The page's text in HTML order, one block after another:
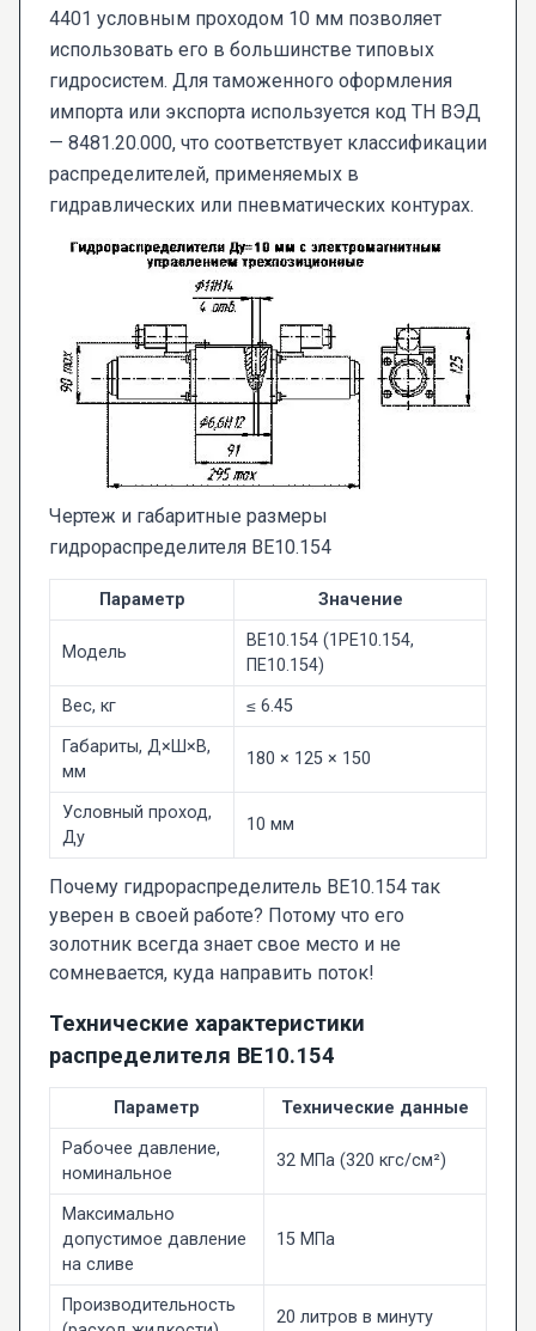
4401 условным проходом 10 мм позволяет
использовать его в большинстве типовых
гидросистем. Для таможенного оформления
импорта или экспорта используется код ТН ВЭД
— 8481.20.000, что соответствует классификации
распределителей, применяемых в
гидравлических или пневматических контурах.
Чертеж и габаритные размеры
гидрораспределителя ВЕ10.154
Параметр Значение
Модель
ВЕ10.154 (1РЕ10.154,
ПЕ10.154)
Вес, кг
≤ 6.45
Габариты, Д×Ш×В,
мм
180 × 125 × 150
Условный проход,
Ду
10 мм
Почему гидрораспределитель ВЕ10.154 так
уверен в своей работе? Потому что его
золотник всегда знает свое место и не
сомневается, куда направить поток!
Технические характеристики
распределителя ВЕ10.154
Параметр
Технические данные
Рабочее давление,
номинальное
32 МПа (320 кгс/см²)
Максимально
допустимое давление
на сливе
15 МПа
Производительность
20 литров в минуту